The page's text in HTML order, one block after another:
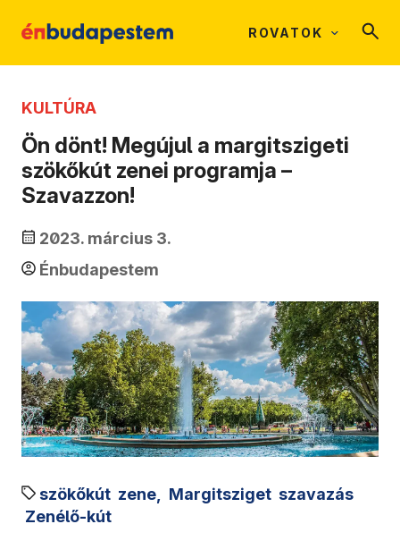
ROVATOK
KULTÚRA
Ön dönt! Megújul a margitszigeti
szökőkút zenei programja –
Szavazzon!
2023. március 3.
Énbudapestem
szökőkút zene, Margitsziget szavazás
Zenélő-kút